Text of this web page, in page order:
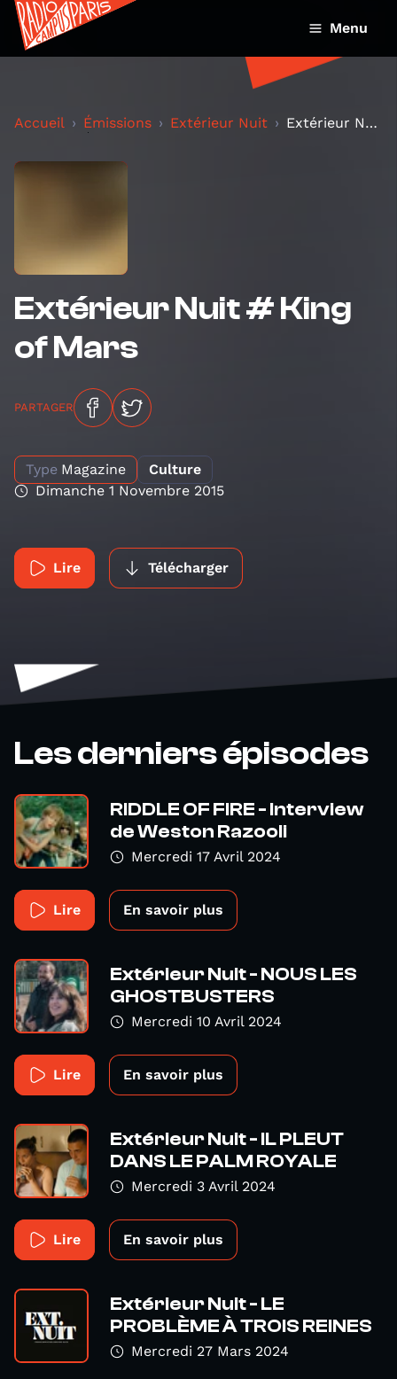
Menu
Accueil Émissions Extérieur Nuit Extérieur Nuit # King of Mars
Extérieur Nuit # King
of Mars
PARTAGER
Type Magazine
Culture
Dimanche 1 Novembre 2015
Lire Télécharger
Les derniers épisodes
RIDDLE OF FIRE - Interview
de Weston Razooli
Mercredi 17 Avril 2024
Lire En savoir plus
Extérieur Nuit - NOUS LES
GHOSTBUSTERS
Mercredi 10 Avril 2024
Lire En savoir plus
Extérieur Nuit - IL PLEUT
DANS LE PALM ROYALE
Mercredi 3 Avril 2024
Lire En savoir plus
Extérieur Nuit - LE
PROBLÈME À TROIS REINES
Mercredi 27 Mars 2024